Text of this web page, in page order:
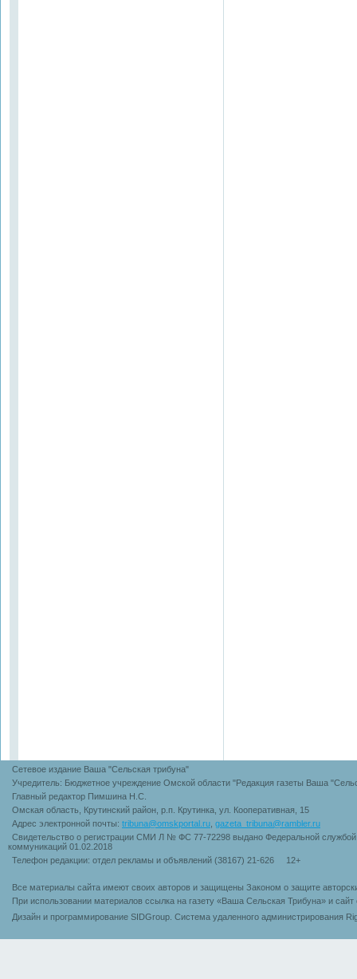
Сетевое издание Ваша "Сельская трибуна"
Учредитель: Бюджетное учреждение Омской области "Редакция газеты Ваша
Главный редактор Пимшина Н.С.
Омская область, Крутинский район, р.п. Крутинка, ул. Кооперативная, 15
Адрес электронной почты: tribuna@omskportal.ru gazeta_tribuna@rambler.ru
Свидетельство о регистрации СМИ Л № ФС 77-72298 выдано Федеральной
коммуникаций 01.02.2018
Телефон редакции: отдел рекламы и объявлений (38167) 21-626 12+
Все материалы сайта имеют своих авторов и защищены Законом о защите
При использовании материалов ссылка на газету «Ваша Сельская Трибуна» и сайт
Дизайн и программирование SIDGroup. Cистема удаленного администрирования